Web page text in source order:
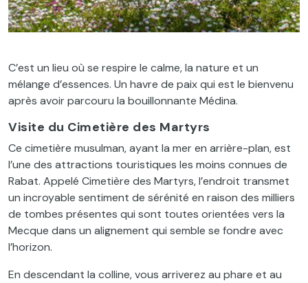
C’est un lieu où se respire le calme, la nature et un
mélange d’essences. Un havre de paix qui est le bienvenu
après avoir parcouru la bouillonnante Médina.
Visite du Cimetière des Martyrs
Ce cimetière musulman, ayant la mer en arrière-plan, est
l’une des attractions touristiques les moins connues de
Rabat. Appelé Cimetière des Martyrs, l’endroit transmet
un incroyable sentiment de sérénité en raison des milliers
de tombes présentes qui sont toutes orientées vers la
Mecque dans un alignement qui semble se fondre avec
l’horizon.
En descendant la colline, vous arriverez au phare et au